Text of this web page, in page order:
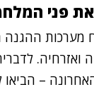
פני
מערכות ההגנה
ואזרחיה.
– הביאו